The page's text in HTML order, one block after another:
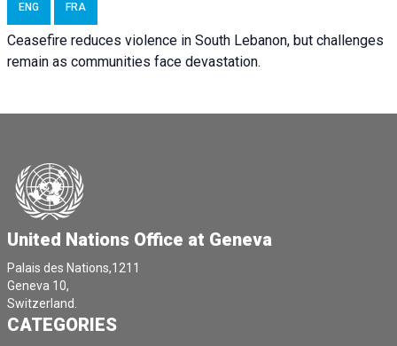
ENG FRA
Ceasefire reduces violence in South Lebanon, but challenges
remain as communities face devastation.
United Nations Office at Geneva
Palais des Nations,1211
Geneva 10,
Switzerland.
CATEGORIES